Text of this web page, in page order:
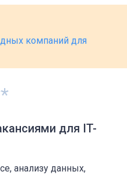
компаний для
для IT-
анализу данных,